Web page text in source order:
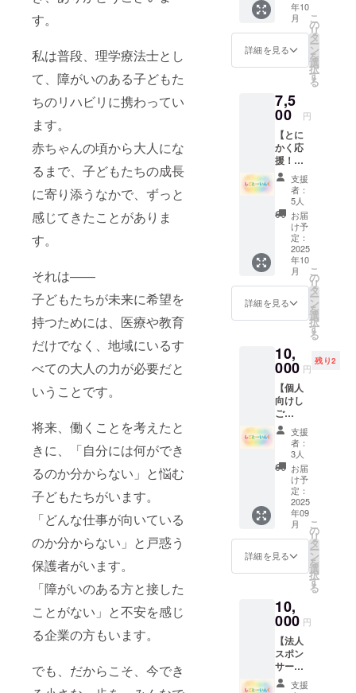
す。
私は普段、理学療法士とし
て、障がいのある子どもた
ちのリハビリに携わってい
ます。
赤ちゃんの頃から大人にな
るまで、子どもたちの成長
に寄り添うなかで、ずっと
感じてきたことがありま
す。
それは——
子どもたちが未来に希望を
持つためには、医療や教育
だけでなく、地域にいるす
べての大人の力が必要だと
いうことです。
将来、働くことを考えたと
きに、「自分には何ができ
るのか分からない」と悩む
子どもたちがいます。
「どんな仕事が向いている
のか分からない」と戸惑う
保護者がいます。
「障がいのある方と接した
ことがない」と不安を感じ
る企業の方もいます。
でも、だからこそ、今でき
クトの
歩みを
まとめ
た活動
報告書
をお届
す。 ※
このリ
ターン
は2,500
円のリ
ターン
と同じ
内容で
す。
年10
月
詳細を見る
こ
の
リ
タ
ー
ン
を
選
択
す
る
7,5
00 円
【とに
かく応
援！
7,500円
プラ
ン】 支
援者の
皆様に
は、プ
ロジェ
クトの
歩みを
まとめ
た活動
報告書
をお届
す。 ※
このリ
ターン
は2,500
円のリ
ターン
と同じ
内容で
す。
支援
者：
5人
お届
け予
定：
2025
年10
月
詳細を見る
こ
の
リ
タ
ー
ン
を
選
択
す
る
10,
000 円
残り2
【個人
向けし
ご
とーー
いんく
視察ツ
アー】
しご
とーー
いんく
の当日
に視察
できる
権利で
す。 ・
日時：
9月14日
（日）
13:00-
15:00
・場
所：遊
学舎
支援
者：
3人
お届
け予
定：
2025
年09
月
詳細を見る
こ
の
リ
タ
ー
ン
を
選
択
す
る
10,
000 円
【法人
スポン
サー】
イベン
支援